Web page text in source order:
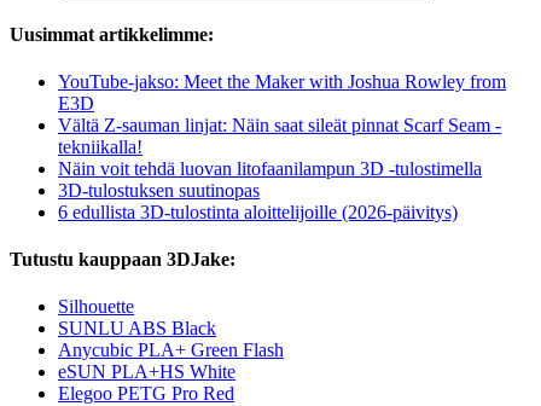
Uusimmat artikkelimme:
YouTube-jakso: Meet the Maker with Joshua Rowley from
E3D
Vältä Z-sauman linjat: Näin saat sileät pinnat Scarf Seam -
tekniikalla!
Näin voit tehdä luovan litofaanilampun 3D -tulostimella
3D-tulostuksen suutinopas
6 edullista 3D-tulostinta aloittelijoille (2026-päivitys)
Tutustu kauppaan 3DJake:
Silhouette
SUNLU ABS Black
Anycubic PLA+ Green Flash
eSUN PLA+HS White
Elegoo PETG Pro Red